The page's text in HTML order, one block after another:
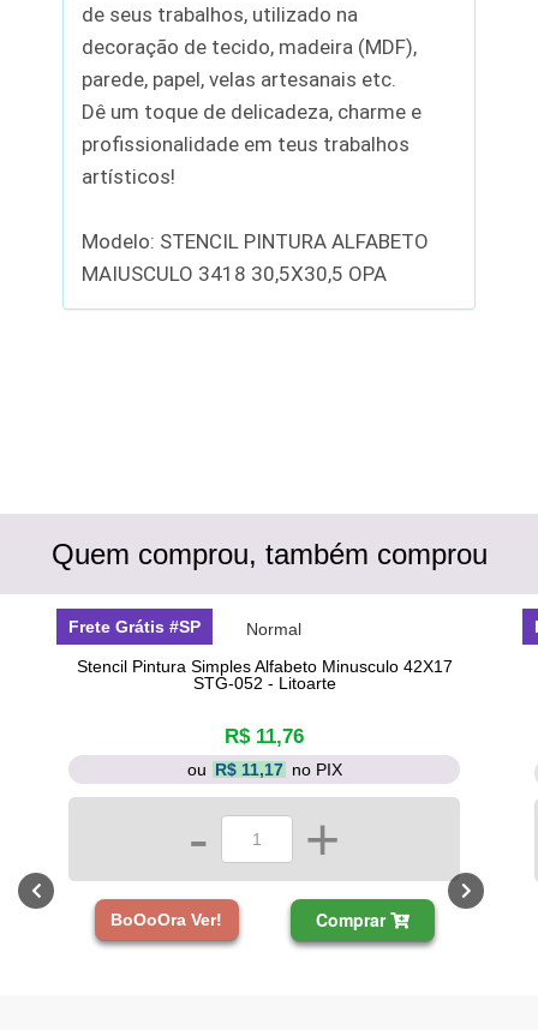
de seus trabalhos, utilizado na
decoração de tecido, madeira (MDF),
parede, papel, velas artesanais etc.
Dê um toque de delicadeza, charme e
profissionalidade em teus trabalhos
artísticos!
Modelo: STENCIL PINTURA ALFABETO
MAIUSCULO 3418 30,5X30,5 OPA
Quem comprou, também comprou
Stencil Pintura Simples Alfabeto Minusculo 42X17
STG-052 - Litoarte
R$ 11,76
ou R$ 11,17 no PIX
- +
BoOoOra Ver! Comprar
Frete Grátis #SP